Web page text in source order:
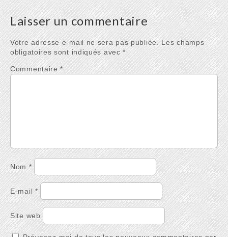
thématique d'intérêt
sans programme…
Laisser un commentaire
Votre adresse e-mail ne sera pas publiée. Les champs
obligatoires sont indiqués avec*
Commentaire*
Nom*
E-mail*
Site web